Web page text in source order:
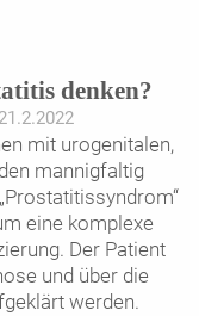
denken?
mit urogenitalen,
mannigfaltig
eine komplexe
Der Patient
und über die
werden.